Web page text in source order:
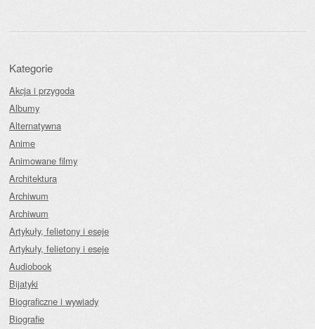
Kategorie
Akcja i przygoda
Albumy
Alternatywna
Anime
Animowane filmy
Architektura
Archiwum
Archiwum
Artykuły, felietony i eseje
Artykuły, felietony i eseje
Audiobook
Bijatyki
Biograficzne i wywiady
Biografie